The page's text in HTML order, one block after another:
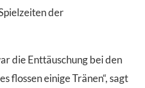
der
die Enttäuschung bei den
flossen einige Tränen“, sagt